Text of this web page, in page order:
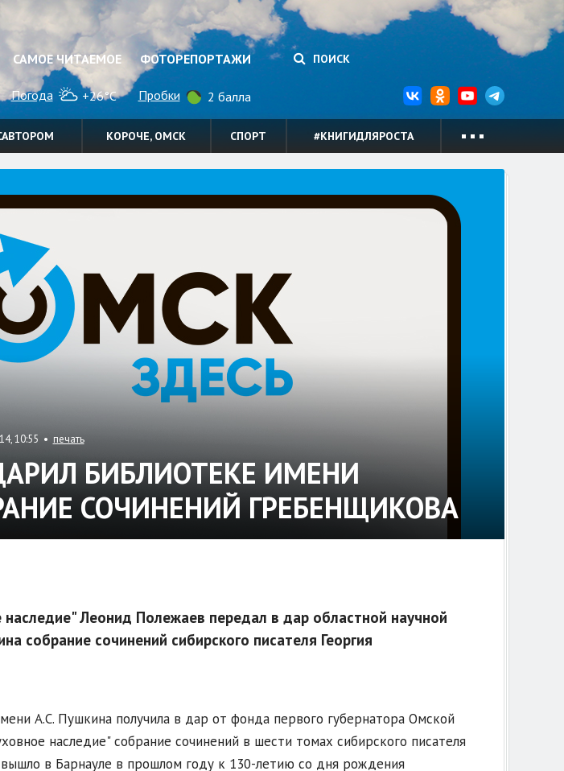
САМОЕ ЧИТАЕМОЕ ФОТОРЕПОРТАЖИ ПОИСК
Погода +26°C Пробки 2 балла
КОРОЧЕ, ОМСК СПОРТ #КНИГИДЛЯРОСТА
10:55 • печать
БИБЛИОТЕКЕ ИМЕНИ
СОЧИНЕНИЙ ГРЕБЕНЩИКОВА
Леонид Полежаев передал в дар областной научной
собрание сочинений сибирского писателя Георгия
А.С. Пушкина получила в дар от фонда первого губернатора Омской
наследие" собрание сочинений в шести томах сибирского писателя
вышло в Барнауле в прошлом году к 130-летию со дня рождения